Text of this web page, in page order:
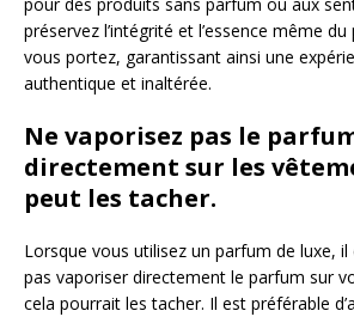
préservez l’intégrité et l’essence même
vous portez, garantissant ainsi une
authentique et inaltérée.
Ne vaporisez pas le
directement sur les
peut les tacher.
Lorsque vous utilisez un parfum de luxe,
pas vaporiser directement le parfum sur
cela pourrait les tacher. Il est préférable